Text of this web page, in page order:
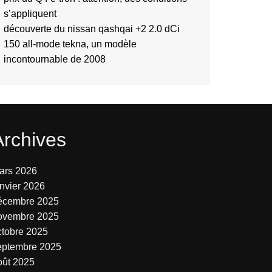
s’appliquent
découverte du nissan qashqai +2 2.0 dCi
150 all-mode tekna, un modèle
incontournable de 2008
2026
2026
2025
2025
2025
2025
2025